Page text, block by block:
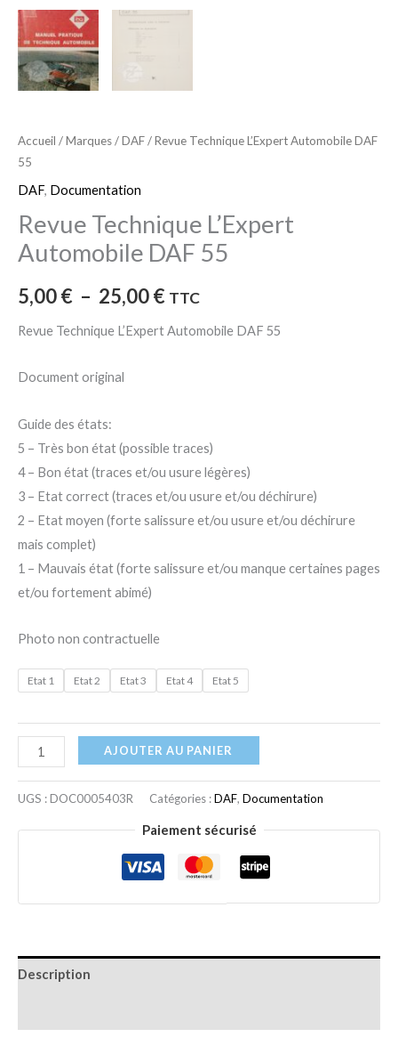
Accueil /Marques/DAF/ Revue Technique L’Expert Automobile DAF
55
DAF, Documentation
Revue Technique L’Expert
Automobile DAF 55
5,00€ – 25,00€ TTC
Revue Technique L’Expert Automobile DAF 55
Document original
Guide des états:
5 – Très bon état (possible traces)
4 – Bon état (traces et/ou usure légères)
3 – Etat correct (traces et/ou usure et/ou déchirure)
2 – Etat moyen (forte salissure et/ou usure et/ou déchirure
mais complet)
1 – Mauvais état (forte salissure et/ou manque certaines pages
et/ou fortement abimé)
Photo non contractuelle
Etat 1 Etat 2 Etat 3 Etat 4 Etat 5
AJOUTER AU PANIER
UGS :DOC0005403R Catégories :DAF, Documentation
Paiement sécurisé
Description